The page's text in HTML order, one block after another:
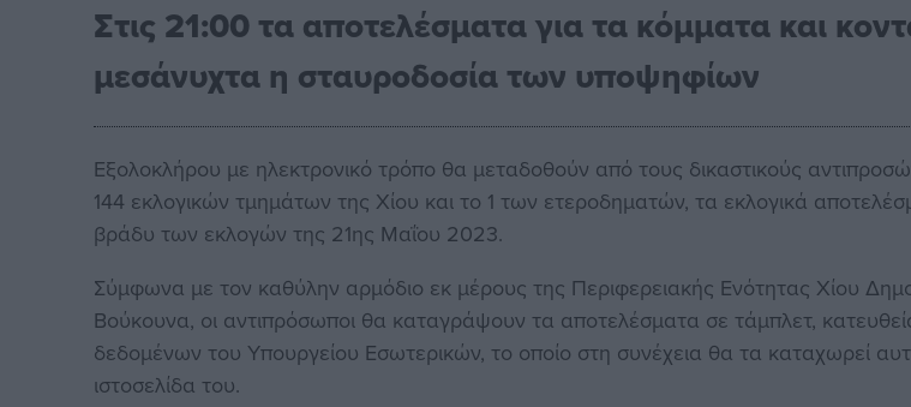
Στις 21:00 τα αποτελέσματα για τα κόμματα και
μεσάνυχτα η σταυροδοσία των υποψηφίων
Εξολοκλήρου με ηλεκτρονικό τρόπο θα μεταδοθούν από τους δικαστικούς
144 εκλογικών τμημάτων της Χίου και το 1 των ετεροδηματών, τα εκλογικά
βράδυ των εκλογών της 21ης Μαΐου 2023.
Σύμφωνα με τον καθύλην αρμόδιο εκ μέρους της Περιφερειακής Ενότητας Χίου
Βούκουνα, οι αντιπρόσωποι θα καταγράψουν τα αποτελέσματα σε τάμπλετ,
δεδομένων του Υπουργείου Εσωτερικών, το οποίο στη συνέχεια θα τα καταχωρεί
ιστοσελίδα του.